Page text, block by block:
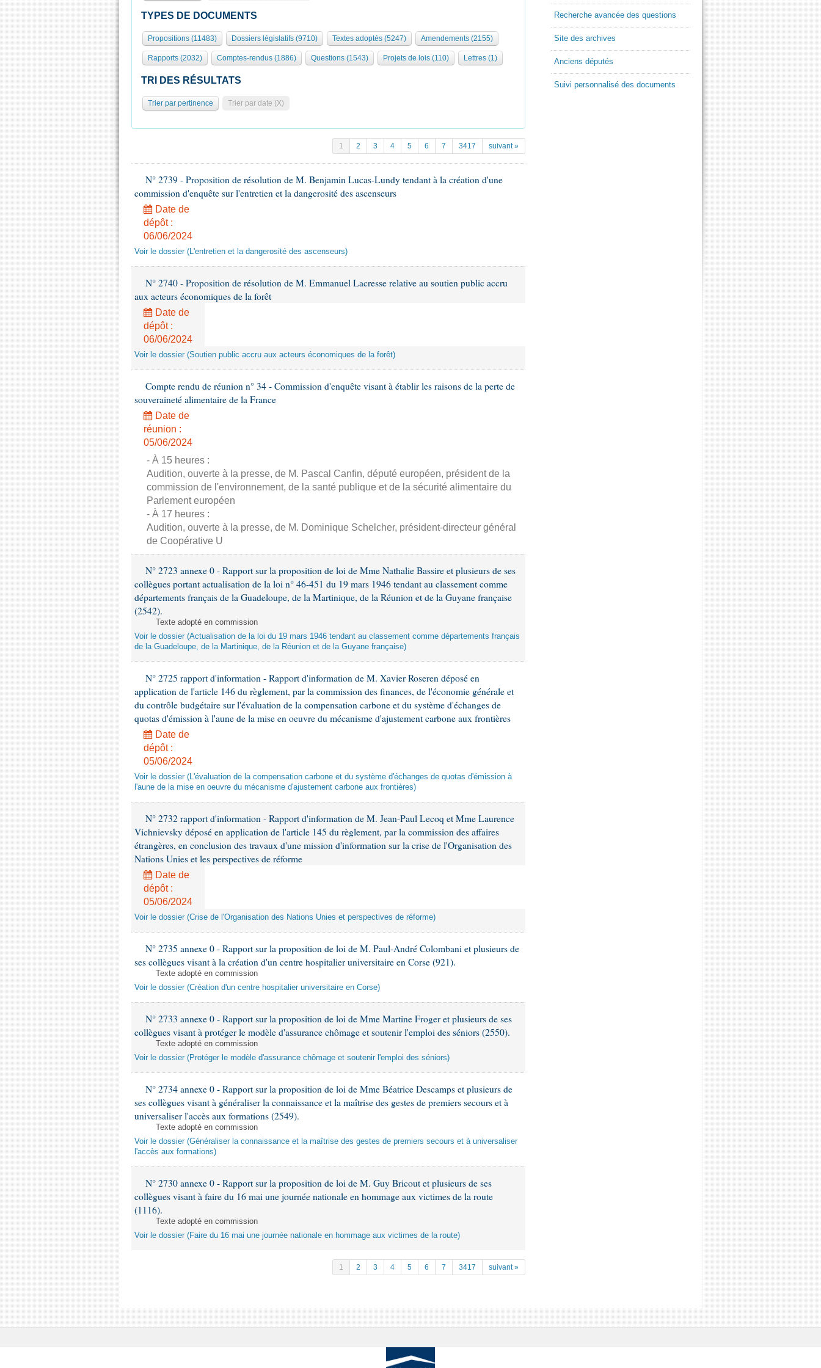
TYPES DE DOCUMENTS
Propositions (11483) Dossiers législatifs (9710) Textes adoptés (5247) Amendements (2155)
Rapports (2032) Comptes-rendus (1886) Questions (1543) Projets de lois (110) Lettres (1)
TRI DES RÉSULTATS
Trier par pertinence Trier par date (X)
1 2 3 4 5 6 7 3417 suivant »
N° 2739 - Proposition de résolution de M. Benjamin Lucas-Lundy tendant à la création d'une
commission d'enquête sur l'entretien et la dangerosité des ascenseurs
Date de
dépôt :
06/06/2024
Voir le dossier (L'entretien et la dangerosité des ascenseurs)
N° 2740 - Proposition de résolution de M. Emmanuel Lacresse relative au soutien public accru
aux acteurs économiques de la forêt
Date de
dépôt :
06/06/2024
Voir le dossier (Soutien public accru aux acteurs économiques de la forêt)
Compte rendu de réunion n° 34 - Commission d'enquête visant à établir les raisons de la perte de
souveraineté alimentaire de la France
Date de
réunion :
05/06/2024
- À 15 heures :
Audition, ouverte à la presse, de M. Pascal Canfin, député européen, président de la
commission de l'environnement, de la santé publique et de la sécurité alimentaire du
Parlement européen
- À 17 heures :
Audition, ouverte à la presse, de M. Dominique Schelcher, président-directeur général
de Coopérative U
N° 2723 annexe 0 - Rapport sur la proposition de loi de Mme Nathalie Bassire et plusieurs de ses
collègues portant actualisation de la loi n° 46-451 du 19 mars 1946 tendant au classement comme
départements français de la Guadeloupe, de la Martinique, de la Réunion et de la Guyane française
(2542).
Texte adopté en commission
Voir le dossier (Actualisation de la loi du 19 mars 1946 tendant au classement comme départements français
de la Guadeloupe, de la Martinique, de la Réunion et de la Guyane française)
N° 2725 rapport d'information - Rapport d'information de M. Xavier Roseren déposé en
application de l'article 146 du règlement, par la commission des finances, de l'économie générale et
du contrôle budgétaire sur l'évaluation de la compensation carbone et du système d'échanges de
quotas d'émission à l'aune de la mise en oeuvre du mécanisme d'ajustement carbone aux frontières
Date de
dépôt :
05/06/2024
Voir le dossier (L'évaluation de la compensation carbone et du système d'échanges de quotas d'émission à
l'aune de la mise en oeuvre du mécanisme d'ajustement carbone aux frontières)
N° 2732 rapport d'information - Rapport d'information de M. Jean-Paul Lecoq et Mme Laurence
Vichnievsky déposé en application de l'article 145 du règlement, par la commission des affaires
étrangères, en conclusion des travaux d'une mission d'information sur la crise de l'Organisation des
Nations Unies et les perspectives de réforme
Date de
dépôt :
05/06/2024
Voir le dossier (Crise de l'Organisation des Nations Unies et perspectives de réforme)
N° 2735 annexe 0 - Rapport sur la proposition de loi de M. Paul-André Colombani et plusieurs de
ses collègues visant à la création d'un centre hospitalier universitaire en Corse (921).
Texte adopté en commission
Voir le dossier (Création d'un centre hospitalier universitaire en Corse)
N° 2733 annexe 0 - Rapport sur la proposition de loi de Mme Martine Froger et plusieurs de ses
collègues visant à protéger le modèle d'assurance chômage et soutenir l'emploi des séniors (2550).
Texte adopté en commission
Voir le dossier (Protéger le modèle d'assurance chômage et soutenir l'emploi des séniors)
N° 2734 annexe 0 - Rapport sur la proposition de loi de Mme Béatrice Descamps et plusieurs de
ses collègues visant à généraliser la connaissance et la maîtrise des gestes de premiers secours et à
universaliser l'accès aux formations (2549).
Texte adopté en commission
Voir le dossier (Généraliser la connaissance et la maîtrise des gestes de premiers secours et à universaliser
l'accès aux formations)
N° 2730 annexe 0 - Rapport sur la proposition de loi de M. Guy Bricout et plusieurs de ses
collègues visant à faire du 16 mai une journée nationale en hommage aux victimes de la route
(1116).
Texte adopté en commission
Voir le dossier (Faire du 16 mai une journée nationale en hommage aux victimes de la route)
1 2 3 4 5 6 7 3417 suivant »
Recherche avancée des questions
Site des archives
Anciens députés
Suivi personnalisé des documents